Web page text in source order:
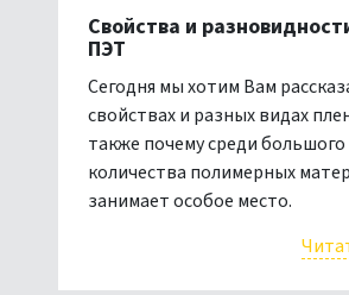
Свойства и
ПЭТ
Сегодня мы хотим Вам
свойствах и разных видах
также почему среди большого
количества полимерных
занимает особое место.